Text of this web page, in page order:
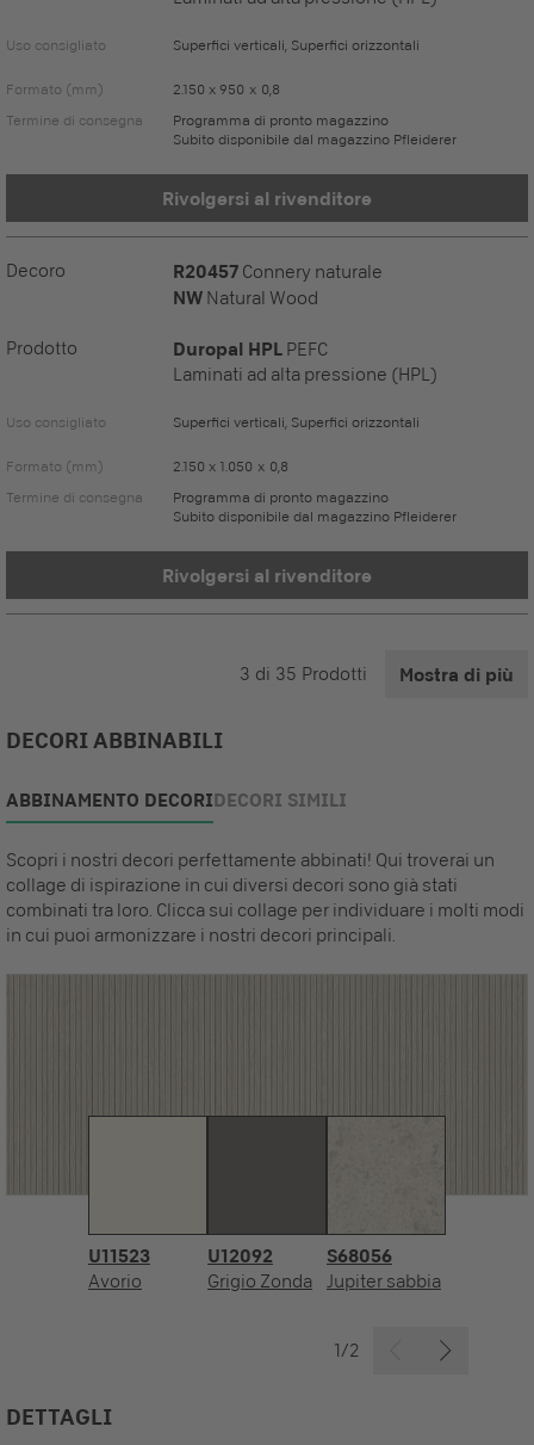
Uso consigliato Superfici verticali, Superfici orizzontali
Formato (mm)
2.150 x 950 x 0,8
Termine di consegna
Programma di pronto magazzino
Subito disponibile dal magazzino Pfleiderer
Rivolgersi al rivenditore
Decoro R20457 Connery naturale
NW Natural Wood
Prodotto Duropal HPL PEFC
Laminati ad alta pressione (HPL)
Uso consigliato Superfici verticali, Superfici orizzontali
Formato (mm)
2.150 x 1.050 x 0,8
Termine di consegna
Programma di pronto magazzino
Subito disponibile dal magazzino Pfleiderer
Rivolgersi al rivenditore
3 di 35 Prodotti Mostra di più
DECORI ABBINABILI
ABBINAMENTO DECORIDECORI SIMILI
Scopri i nostri decori perfettamente abbinati! Qui troverai un
collage di ispirazione in cui diversi decori sono già stati
combinati tra loro. Clicca sui collage per individuare i molti modi
in cui puoi armonizzare i nostri decori principali.
U11523
Avorio
U12092
Grigio Zonda
S68056
Jupiter sabbia
1/2
DETTAGLI